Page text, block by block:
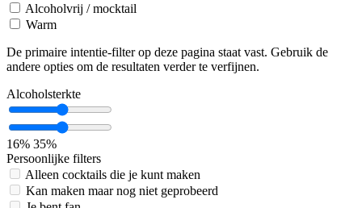
Alcoholvrij / mocktail
Warm
De primaire intentie-filter op deze pagina staat vast. Gebruik de
andere opties om de resultaten verder te verfijnen.
Alcoholsterkte
16% 35%
Persoonlijke filters
Alleen cocktails die je kunt maken
Kan maken maar nog niet geprobeerd